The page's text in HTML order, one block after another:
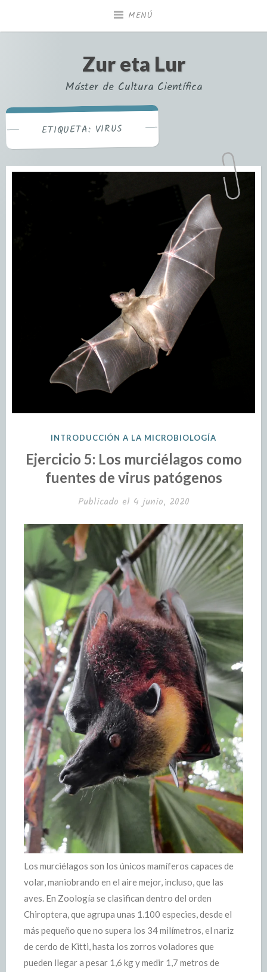
MENÚ
Zur eta Lur
Máster de Cultura Científica
ETIQUETA: VIRUS
INTRODUCCIÓN A LA MICROBIOLOGÍA
Ejercicio 5: Los murciélagos como
fuentes de virus patógenos
Publicado el 4 junio, 2020
Los murciélagos son los únicos mamíferos capaces de
volar, maniobrando en el aire mejor, incluso, que las
aves. En Zoología se clasifican dentro del orden
Chiroptera, que agrupa unas 1.100 especies, desde el
más pequeño que no supera los 34 milímetros, el nariz
de cerdo de Kitti, hasta los zorros voladores que
pueden llegar a pesar 1,6 kg y medir 1,7 metros de